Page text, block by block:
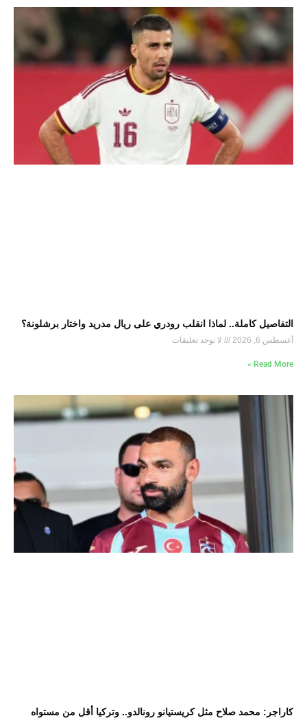
التفاصيل كاملة.. لماذا انقلب رودري على ريال مدريد واختار برشلونة؟
أغسطس 6, 2026 لا توجد تعليقات
Read More »
كاراجر: محمد صلاح مثل كريستيانو رونالدو.. وتركيا أقل من مستواه